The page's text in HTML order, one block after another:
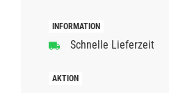
Schnelle Lieferzeit